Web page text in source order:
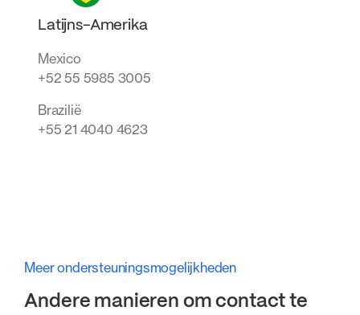
Latijns-Amerika
Mexico
+52 55 5985 3005
Brazilië
+55 21 4040 4623
Meer ondersteuningsmogelijkheden
Andere manieren om contact te